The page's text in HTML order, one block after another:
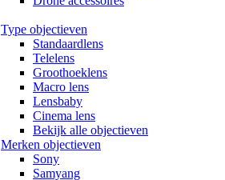
Type objectieven
Standaardlens
Telelens
Groothoeklens
Macro lens
Lensbaby
Cinema lens
Bekijk alle objectieven
Merken objectieven
Sony
Samyang